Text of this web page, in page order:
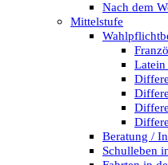
Nach dem
Mittelstufe
Latein
Beratung /
Schulleben